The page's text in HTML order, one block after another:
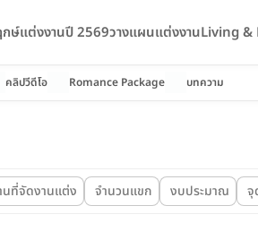
ษ์แต่งงานปี 2569วางแผนแต่งงานLiving &
คลิปวีดีโอ Romance Package บทความ
นที่จัดงานแต่ง จำนวนแขก งบประมาณ จุ